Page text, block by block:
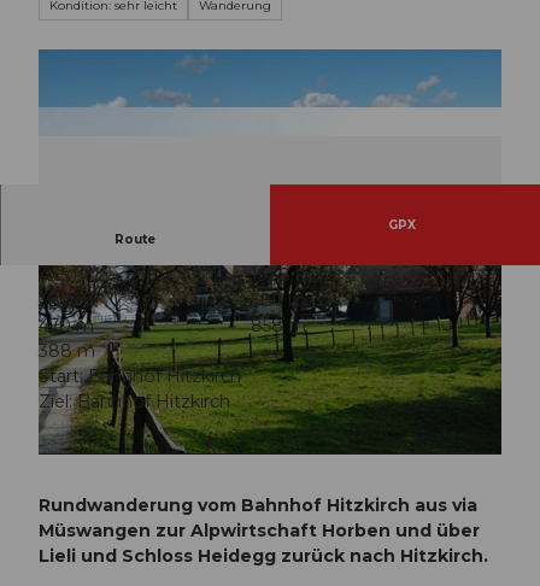
Kondition: sehr leicht
Wanderung
© Seetal Tourismus, Seetal Tourismus
Route
GPX
4:15 h
15,58 km
387 m
387 m
470 m
858 m
388 m
Start: Bahnhof Hitzkirch
Ziel: Bahnhof Hitzkirch
Rundwanderung vom Bahnhof Hitzkirch aus via
Müswangen zur Alpwirtschaft Horben und über
Lieli und Schloss Heidegg zurück nach Hitzkirch.